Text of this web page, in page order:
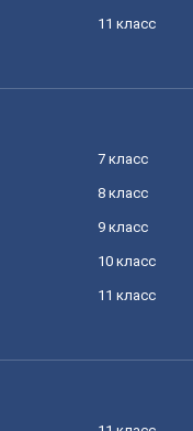
11 класс
7 класс
8 класс
9 класс
10 класс
11 класс